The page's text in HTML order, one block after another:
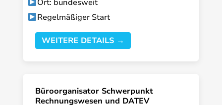
Ort: bundesweit
Regelmäßiger Start
WEITERE DETAILS →
Büroorganisator Schwerpunkt
Rechnungswesen und DATEV